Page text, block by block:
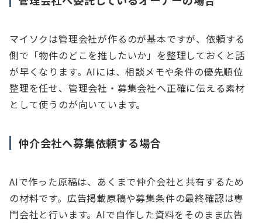
マイソクは管理会社が作るのが基本ですが、依頼する
側で「物件のどこを推したいか」を整理しておくと話
が早くなります。AIには、相談メモや条件の優先順位
整理を任せ、管理会社・募集会社へ正確に伝える素材
として使うのが向いています。
仲介会社へ募集依頼する場合
AIで作った原稿は、あくまで仲介会社と共有するため
の材料です。広告掲載原稿や募集条件の最終確認は専
門会社と行います。AIで自作した資料をそのまま広告